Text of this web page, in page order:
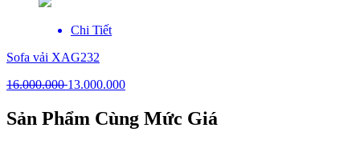
Chi Tiết
Sofa vải XAG232
16.000.00013.000.000
Sản Phẩm Cùng Mức Giá